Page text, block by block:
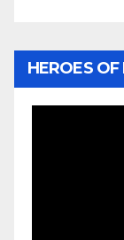
HEROES OF